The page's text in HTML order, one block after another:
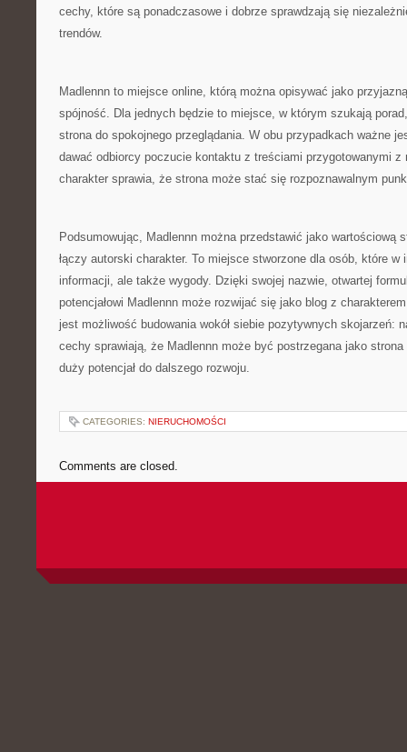
cechy, które są ponadczasowe i dobrze sprawdzają się
trendów.
Madlennn to miejsce online, którą można opisywać jako
spójność. Dla jednych będzie to miejsce, w którym szukają
strona do spokojnego przeglądania. W obu przypadkach ważne
dawać odbiorcy poczucie kontaktu z treściami przygotowanymi
charakter sprawia, że strona może stać się rozpoznawalnym
Podsumowując, Madlennn można przedstawić jako wartościową
łączy autorski charakter. To miejsce stworzone dla osób, które
informacji, ale także wygody. Dzięki swojej nazwie, otwartej
potencjałowi Madlennn może rozwijać się jako blog z
jest możliwość budowania wokół siebie pozytywnych skojarzeń:
cechy sprawiają, że Madlennn może być postrzegana jako
duży potencjał do dalszego rozwoju.
CATEGORIES: NIERUCHOMOŚCI
Comments are closed.